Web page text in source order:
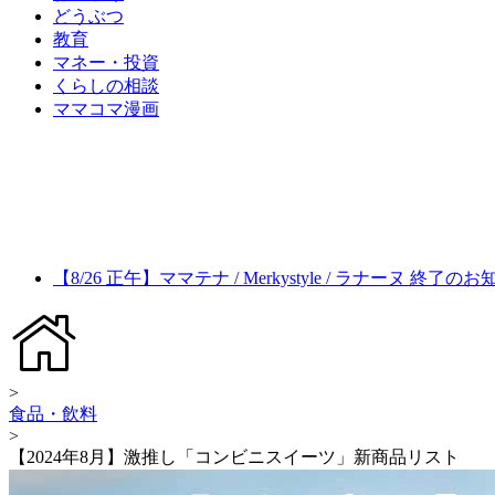
どうぶつ
教育
マネー・投資
くらしの相談
ママコマ漫画
【8/26 正午】ママテナ / Merkystyle / ラナーヌ 終了のお
>
食品・飲料
>
【2024年8月】激推し「コンビニスイーツ」新商品リスト